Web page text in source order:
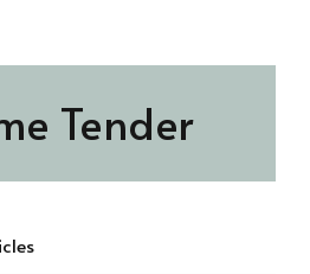
Tender